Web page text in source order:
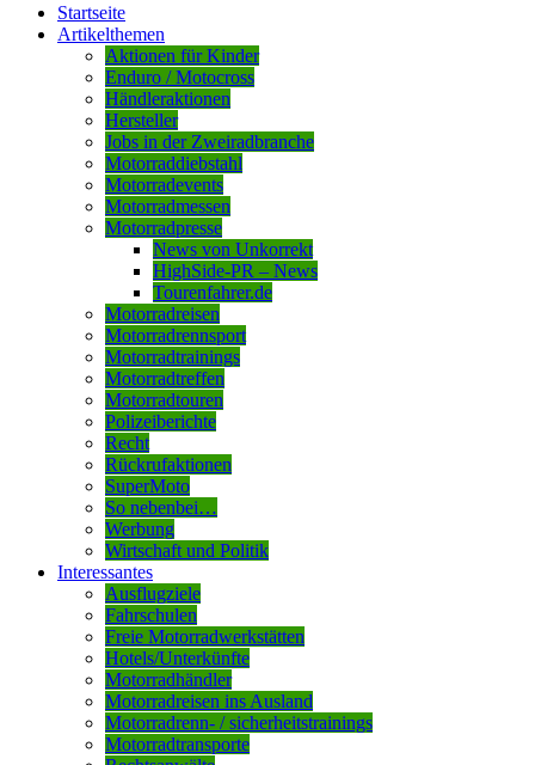
Startseite
Artikelthemen
Aktionen für Kinder
Enduro / Motocross
Händleraktionen
Hersteller
Jobs in der Zweiradbranche
Motorraddiebstahl
Motorradevents
Motorradmessen
Motorradpresse
News von Unkorrekt
HighSide-PR – News
Tourenfahrer.de
Motorradreisen
Motorradrennsport
Motorradtrainings
Motorradtreffen
Motorradtouren
Polizeiberichte
Recht
Rückrufaktionen
SuperMoto
So nebenbei…
Werbung
Wirtschaft und Politik
Interessantes
Ausflugziele
Fahrschulen
Freie Motorradwerkstätten
Hotels/Unterkünfte
Motorradhändler
Motorradreisen ins Ausland
Motorradrenn- / sicherheitstrainings
Motorradtransporte